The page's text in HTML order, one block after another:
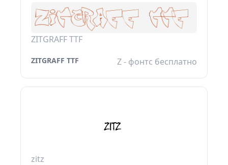
ZITGRAFF TTF
ZITGRAFF TTF Z - фонтс бесплатно
zitz